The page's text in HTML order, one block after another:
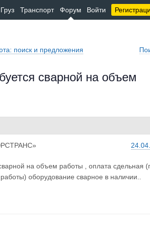
Груз Транспорт Форум Войти
поиск и предложения
сварной на объем
на объем работы , оплата сдельная
оборудование сварное в наличии..